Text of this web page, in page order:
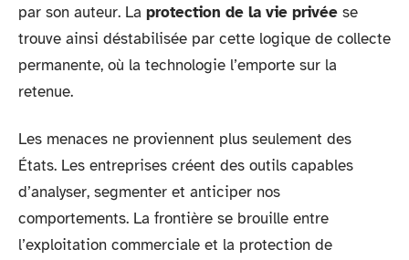
par son auteur. La protection de la vie privée se
trouve ainsi déstabilisée par cette logique de collecte
permanente, où la technologie l’emporte sur la
retenue.
Les menaces ne proviennent plus seulement des
États. Les entreprises créent des outils capables
d’analyser, segmenter et anticiper nos
comportements. La frontière se brouille entre
l’exploitation commerciale et la protection de